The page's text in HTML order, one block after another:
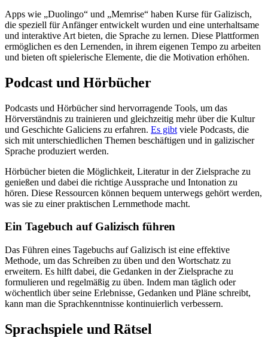
Apps wie „Duolingo“ und „Memrise“ haben Kurse für Galizisch,
die speziell für Anfänger entwickelt wurden und eine unterhaltsame
und interaktive Art bieten, die Sprache zu lernen. Diese Plattformen
ermöglichen es den Lernenden, in ihrem eigenen Tempo zu arbeiten
und bieten oft spielerische Elemente, die die Motivation erhöhen.
Podcast und Hörbücher
Podcasts und Hörbücher sind hervorragende Tools, um das
Hörverständnis zu trainieren und gleichzeitig mehr über die Kultur
und Geschichte Galiciens zu erfahren. Es gibt viele Podcasts, die
sich mit unterschiedlichen Themen beschäftigen und in galizischer
Sprache produziert werden.
Hörbücher bieten die Möglichkeit, Literatur in der Zielsprache zu
genießen und dabei die richtige Aussprache und Intonation zu
hören. Diese Ressourcen können bequem unterwegs gehört werden,
was sie zu einer praktischen Lernmethode macht.
Ein Tagebuch auf Galizisch führen
Das Führen eines Tagebuchs auf Galizisch ist eine effektive
Methode, um das Schreiben zu üben und den Wortschatz zu
erweitern. Es hilft dabei, die Gedanken in der Zielsprache zu
formulieren und regelmäßig zu üben. Indem man täglich oder
wöchentlich über seine Erlebnisse, Gedanken und Pläne schreibt,
kann man die Sprachkenntnisse kontinuierlich verbessern.
Sprachspiele und Rätsel